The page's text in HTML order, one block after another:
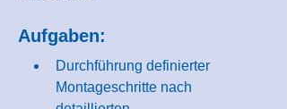
Aufgaben:
Durchführung definierter
Montageschritte nach